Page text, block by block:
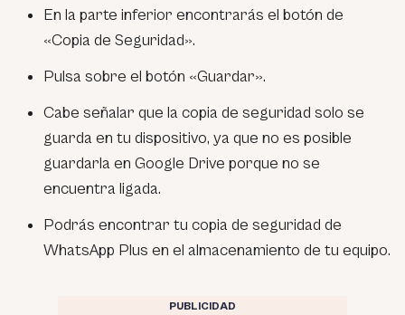
En la parte inferior encontrarás el botón de
«Copia de Seguridad».
Pulsa sobre el botón «Guardar».
Cabe señalar que la copia de seguridad solo se
guarda en tu dispositivo, ya que no es posible
guardarla en Google Drive porque no se
encuentra ligada.
Podrás encontrar tu copia de seguridad de
WhatsApp Plus en el almacenamiento de tu equipo.
PUBLICIDAD